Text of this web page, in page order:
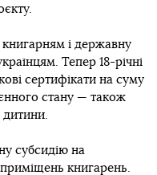
книгарням і державну
Тепер 18-річні
сертифікати на суму
стану — також
дитини.
субсидію на
книгарень.